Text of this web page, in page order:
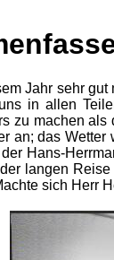
Jahr sehr
in allen
zu machen
an; das
Hans-
langen
sich Herr